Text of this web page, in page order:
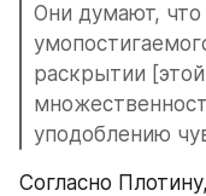
Они думают,
раскрытии
уподоблению
Согласно